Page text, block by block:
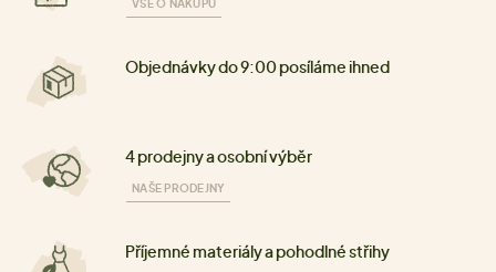
VŠE O NÁKUPU
Objednávky do 9:00 posíláme ihned
4 prodejny a osobní výběr
NAŠE PRODEJNY
Příjemné materiály a pohodlné střihy